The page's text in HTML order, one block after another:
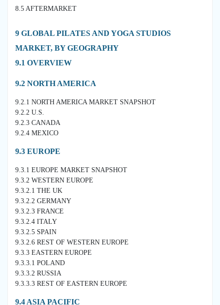
8.5 AFTERMARKET
9 GLOBAL PILATES AND YOGA STUDIOS
MARKET, BY GEOGRAPHY
9.1 OVERVIEW
9.2 NORTH AMERICA
9.2.1 NORTH AMERICA MARKET SNAPSHOT
9.2.2 U.S.
9.2.3 CANADA
9.2.4 MEXICO
9.3 EUROPE
9.3.1 EUROPE MARKET SNAPSHOT
9.3.2 WESTERN EUROPE
9.3.2.1 THE UK
9.3.2.2 GERMANY
9.3.2.3 FRANCE
9.3.2.4 ITALY
9.3.2.5 SPAIN
9.3.2.6 REST OF WESTERN EUROPE
9.3.3 EASTERN EUROPE
9.3.3.1 POLAND
9.3.3.2 RUSSIA
9.3.3.3 REST OF EASTERN EUROPE
9.4 ASIA PACIFIC